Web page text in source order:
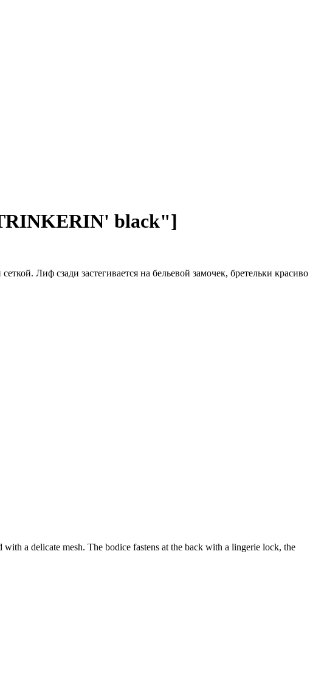
black"]
Лиф сзади застегивается на бельевой замочек, бретельки красиво
a delicate mesh. The bodice fastens at the back with a lingerie lock, the